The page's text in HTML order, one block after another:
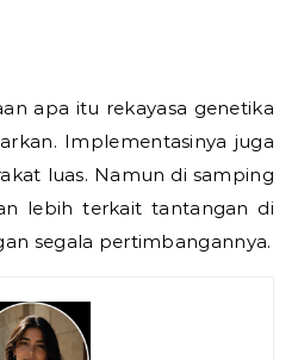
apa itu rekayasa genetika
Implementasinya juga
luas. Namun di samping
lebih terkait tantangan di
segala pertimbangannya.